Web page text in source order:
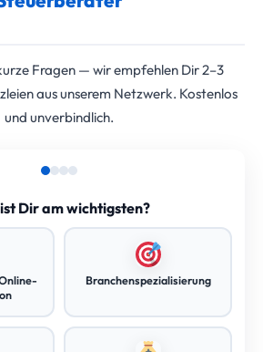
Fragen — wir empfehlen Dir 2–3
aus unserem Netzwerk. Kostenlos
und unverbindlich.
Dir am wichtigsten?
Branchenspezialisierung